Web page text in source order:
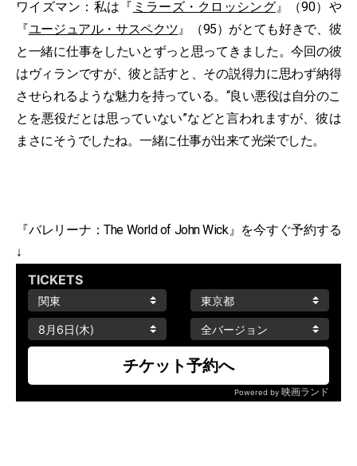
ワイズマン：私は『 ミラーズ・クロッシング』（90）や
『ユージュアル・サスペクツ』（95）がとても好きで、彼
と一緒に仕事をしたいとずっと思ってきました。今回の彼
はヴィランですが、彼と話すと、その説得力に思わず納得
させられるような魅力を持っている。“良い悪役は自分のこ
とを悪役だとは思っていない”などと言われますが、彼は
まさにそうでしたね。一緒に仕事が出来て光栄でした。
『バレリーナ：The World of John Wick』を今すぐ予約する
↓